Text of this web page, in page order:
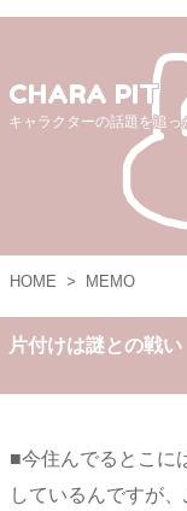
CHARA PIT
キャラクターの話題を追
HOME > MEMO
片付けは謎との戦い
■今住んでるとこに
しているんですが